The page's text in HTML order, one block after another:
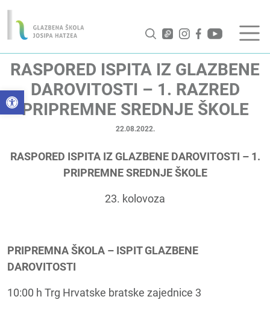
Open toolbar
RASPORED ISPITA IZ GLAZBENE
DAROVITOSTI – 1. RAZRED
PRIPREMNE SREDNJE ŠKOLE
22.08.2022.
RASPORED ISPITA IZ GLAZBENE DAROVITOSTI – 1.
PRIPREMNE SREDNJE ŠKOLE
23. kolovoza
PRIPREMNA ŠKOLA – ISPIT GLAZBENE
DAROVITOSTI
10:00 h Trg Hrvatske bratske zajednice 3